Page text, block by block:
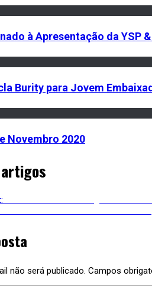
à Apresentação da YSP
Burity para Jovem
Novembro 2020
não será publicado. Campos